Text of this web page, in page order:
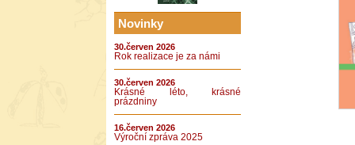
Novinky
30.červen 2026
Rok realizace je za námi
30.červen 2026
Krásné léto, krásné
prázdniny
16.červen 2026
Výroční zpráva 2025